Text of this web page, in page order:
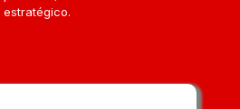
estratégico.